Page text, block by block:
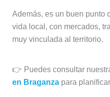
Además, es un buen punto
vida local, con mercados,
muy vinculada al territorio.
👉 Puedes consultar
en Braganzapara